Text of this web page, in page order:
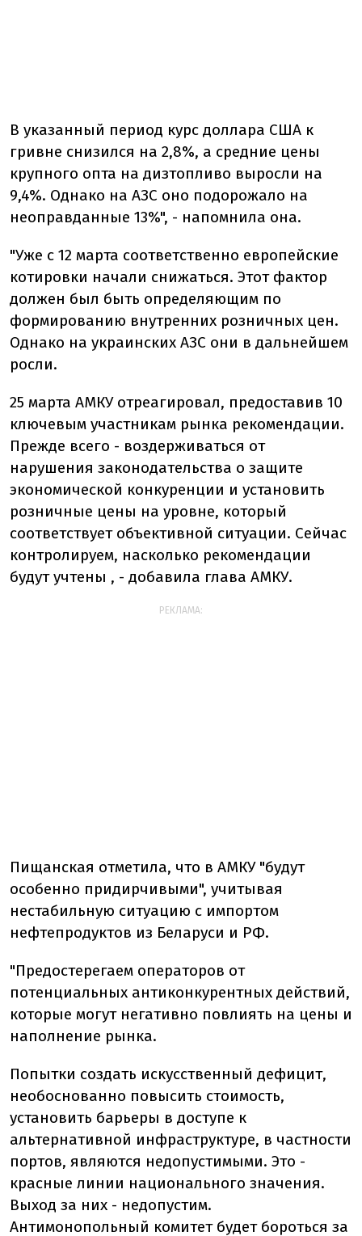
В указанный период курс доллара США к
гривне снизился на 2,8%, а средние цены
крупного опта на дизтопливо выросли на
9,4%. Однако на АЗС оно подорожало на
неоправданные 13%", - напомнила она.
"Уже с 12 марта соответственно европейские
котировки начали снижаться. Этот фактор
должен был быть определяющим по
формированию внутренних розничных цен.
Однако на украинских АЗС они в дальнейшем
росли.
25 марта АМКУ отреагировал, предоставив 10
ключевым участникам рынка рекомендации.
Прежде всего - воздерживаться от
нарушения законодательства о защите
экономической конкуренции и установить
розничные цены на уровне, который
соответствует объективной ситуации. Сейчас
контролируем, насколько рекомендации
будут учтены , - добавила глава АМКУ.
РЕКЛАМА:
Пищанская отметила, что в АМКУ "будут
особенно придирчивыми", учитывая
нестабильную ситуацию с импортом
нефтепродуктов из Беларуси и РФ.
"Предостерегаем операторов от
потенциальных антиконкурентных действий,
которые могут негативно повлиять на цены и
наполнение рынка.
Попытки создать искусственный дефицит,
необоснованно повысить стоимость,
установить барьеры в доступе к
альтернативной инфраструктуре, в частности
портов, являются недопустимыми. Это -
красные линии национального значения.
Выход за них - недопустим.
Антимонопольный комитет будет бороться за